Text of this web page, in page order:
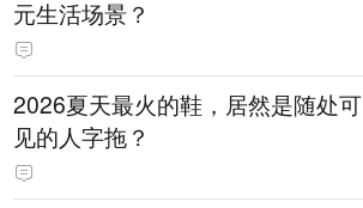
元生活场景？
2026夏天最火的鞋，居然是随处可
见的人字拖？